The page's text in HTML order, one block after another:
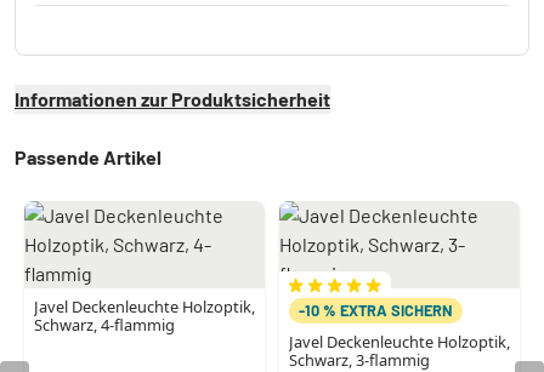
Informationen zur Produktsicherheit
Passende Artikel
Javel Deckenleuchte Holzoptik,
Schwarz, 4-flammig
-10 % EXTRA SICHERN
Javel Deckenleuchte Holzoptik,
Schwarz, 3-flammig